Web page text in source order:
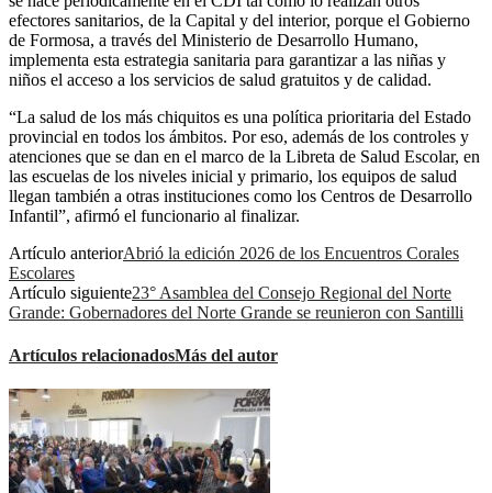
efectores sanitarios, de la Capital y del interior, porque el Gobierno
de Formosa, a través del Ministerio de Desarrollo Humano,
implementa esta estrategia sanitaria para garantizar a las niñas y
niños el acceso a los servicios de salud gratuitos y de calidad.
“La salud de los más chiquitos es una política prioritaria del Estado
provincial en todos los ámbitos. Por eso, además de los controles y
atenciones que se dan en el marco de la Libreta de Salud Escolar, en
las escuelas de los niveles inicial y primario, los equipos de salud
llegan también a otras instituciones como los Centros de Desarrollo
Infantil”, afirmó el funcionario al finalizar.
Artículo anteriorAbrió la edición 2026 de los Encuentros Corales
Escolares
Artículo siguiente23° Asamblea del Consejo Regional del Norte
Grande: Gobernadores del Norte Grande se reunieron con Santilli
Artículos relacionadosMás del autor